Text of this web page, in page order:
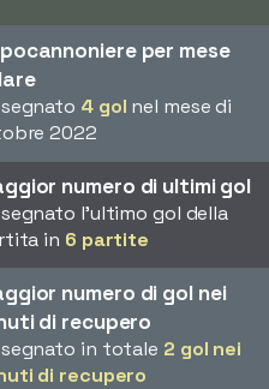
per mese
4 gol nel mese di
2022
numero di ultimi gol
segnato l'ultimo gol della
in 6 partite
numero di gol nei
di recupero
segnato in totale 2 gol nei
di recupero